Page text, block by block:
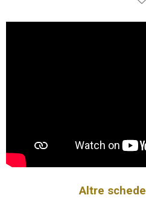
Altre